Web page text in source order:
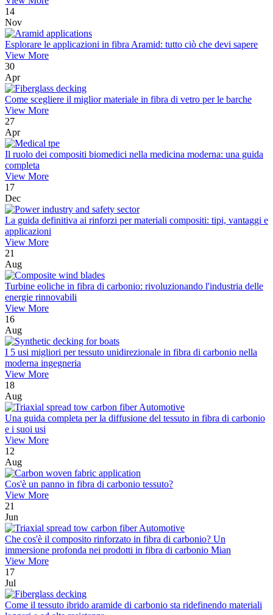
14
Nov
Esplorare le applicazioni in fibra Aramid: tutto ciò che devi sapere
View More
30
Apr
Come scegliere il miglior materiale in fibra di vetro per le barche
View More
27
Apr
Il ruolo dei compositi biomedici nella medicina moderna: una guida
completa
View More
17
Dec
La guida definitiva ai rinforzi per materiali compositi: tipi, vantaggi e
applicazioni
View More
21
Aug
Turbine eoliche in fibra di carbonio: rivoluzionando l'industria delle
energie rinnovabili
View More
16
Aug
I 5 usi migliori per tessuto unidirezionale in fibra di carbonio nella
moderna ingegneria
View More
18
Aug
Una guida completa per la diffusione del tessuto in fibra di carbonio
e i suoi usi
View More
12
Aug
Cos'è un panno in fibra di carbonio tessuto?
View More
21
Jun
Che cos'è il composito rinforzato in fibra di carbonio? Un
immersione profonda nei prodotti in fibra di carbonio Mian
View More
17
Jul
Come il tessuto ibrido aramide di carbonio sta ridefinendo materiali